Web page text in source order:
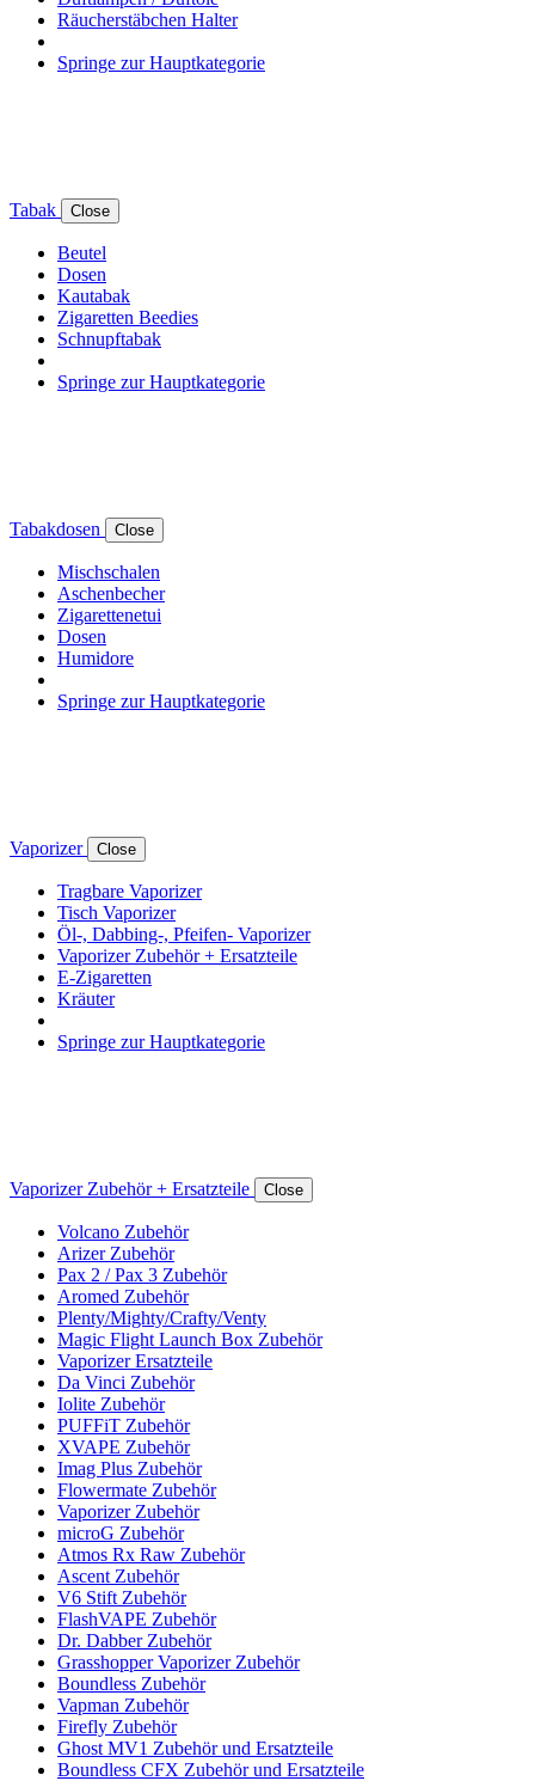
Räucherstäbchen Halter
Springe zur Hauptkategorie
Tabak Close
Beutel
Dosen
Kautabak
Zigaretten Beedies
Schnupftabak
Springe zur Hauptkategorie
Tabakdosen Close
Mischschalen
Aschenbecher
Zigarettenetui
Dosen
Humidore
Springe zur Hauptkategorie
Vaporizer Close
Tragbare Vaporizer
Tisch Vaporizer
Öl-, Dabbing-, Pfeifen- Vaporizer
Vaporizer Zubehör + Ersatzteile
E-Zigaretten
Kräuter
Springe zur Hauptkategorie
Vaporizer Zubehör + Ersatzteile Close
Volcano Zubehör
Arizer Zubehör
Pax 2 / Pax 3 Zubehör
Aromed Zubehör
Plenty/Mighty/Crafty/Venty
Magic Flight Launch Box Zubehör
Vaporizer Ersatzteile
Da Vinci Zubehör
Iolite Zubehör
PUFFiT Zubehör
XVAPE Zubehör
Imag Plus Zubehör
Flowermate Zubehör
Vaporizer Zubehör
microG Zubehör
Atmos Rx Raw Zubehör
Ascent Zubehör
V6 Stift Zubehör
FlashVAPE Zubehör
Dr. Dabber Zubehör
Grasshopper Vaporizer Zubehör
Boundless Zubehör
Vapman Zubehör
Firefly Zubehör
Ghost MV1 Zubehör und Ersatzteile
Boundless CFX Zubehör und Ersatzteile